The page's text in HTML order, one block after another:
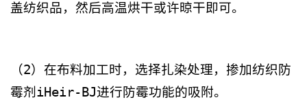
盖纺织品，然后高温烘干或许晾干即可。
（2）在布料加工时，选择扎染处理，掺加纺织防
霉剂iHeir-BJ进行防霉功能的吸附。